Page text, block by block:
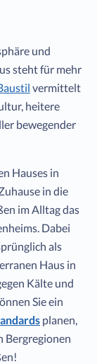
und
steht für mehr
vermittelt
heitere
bewegender
Hauses in
in die
im Alltag das
Dabei
als
Haus in
Kälte und
Sie ein
planen,
Bergregionen